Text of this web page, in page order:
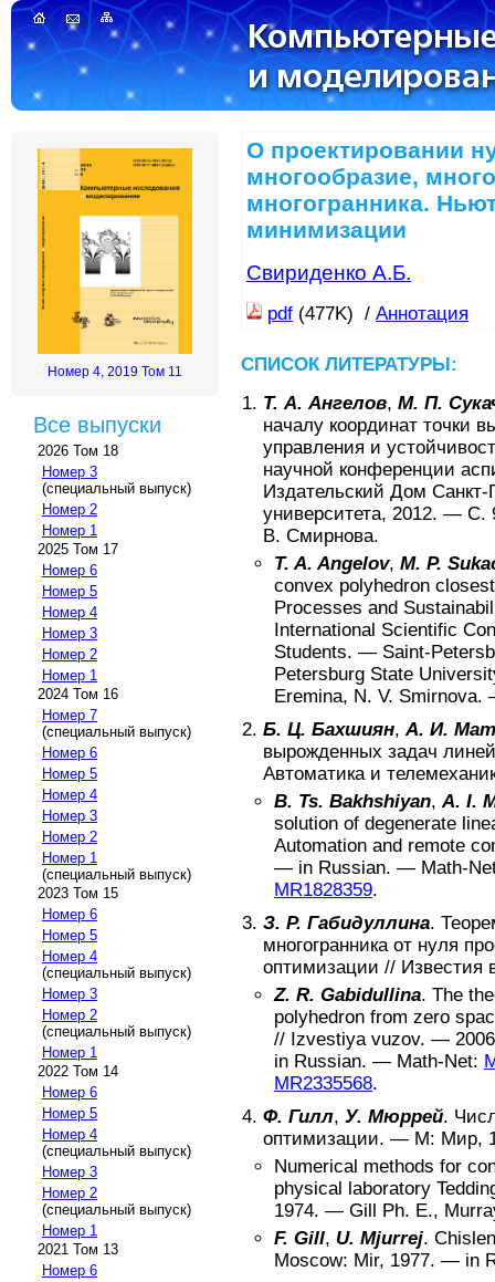
Номер 4, 2019 Том 11
Все выпуски
2026 Том 18
Номер 3
(специальный выпуск)
Номер 2
Номер 1
2025 Том 17
Номер 6
Номер 5
Номер 4
Номер 3
Номер 2
Номер 1
2024 Том 16
Номер 7
(специальный выпуск)
Номер 6
Номер 5
Номер 4
Номер 3
Номер 2
Номер 1
(специальный выпуск)
2023 Том 15
Номер 6
Номер 5
Номер 4
(специальный выпуск)
Номер 3
Номер 2
(специальный выпуск)
Номер 1
2022 Том 14
Номер 6
Номер 5
Номер 4
(специальный выпуск)
Номер 3
Номер 2
(специальный выпуск)
Номер 1
2021 Том 13
Номер 6
О проектировании
многообразие,
многогранника.
минимизации
Свириденко А.Б.
pdf (477K) / Аннотация
СПИСОК ЛИТЕРАТУРЫ:
Т. А. Ангелов, М. П.
началу координат точки
управления и
научной конференции
Издательский Дом Санкт-
университета, 2012. — С.
В. Смирнова.
T. A. Angelov, M. P.
convex polyhedron
Processes and
International Scientific
Students. — Saint-
Petersburg State
Eremina, N. V. Smirnova.
Б. Ц. Бахшиян,А. И.
вырожденных задач
Автоматика и
B. Ts. Bakhshiyan,A. I.
solution of degenerate
Automation and remote
— in Russian. — Math-
MR1828359.
З. Р. Габидуллина.
многогранника от нуля
оптимизации // Известия
Z. R. Gabidullina. The
polyhedron from zero
// Izvestiya vuzov. — 2006
in Russian. — Math-Net:
MR2335568.
Ф. Гилл, У. Мюррей.
оптимизации. — М: Мир,
Numerical methods for
physical laboratory
1974. — Gill Ph. E.,
F. Gill, U. Mjurrej.
Moscow: Mir, 1977. — in